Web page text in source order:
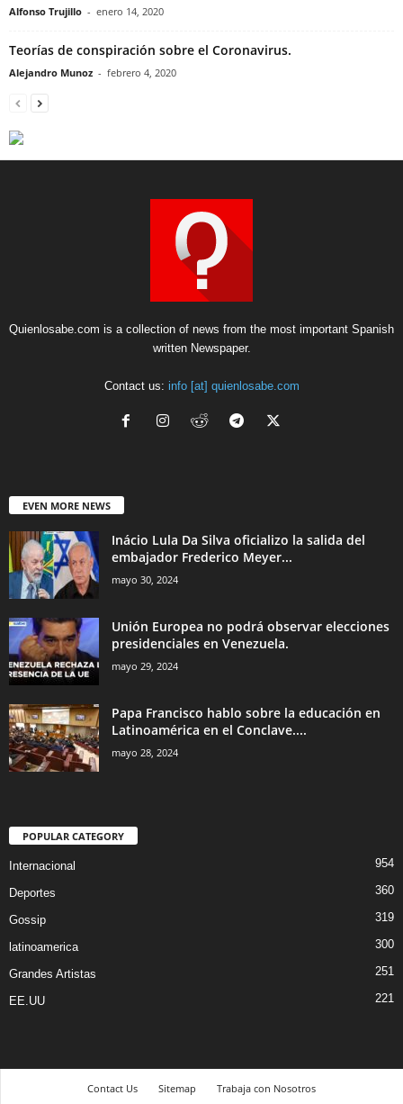
Alfonso Trujillo - enero 14, 2020
Teorías de conspiración sobre el Coronavirus.
Alejandro Munoz - febrero 4, 2020
Quienlosabe.com is a collection of news from the most important Spanish
written Newspaper.
Contact us: info [at] quienlosabe.com
EVEN MORE NEWS
Inácio Lula Da Silva oficializo la salida del
embajador Frederico Meyer...
mayo 30, 2024
Unión Europea no podrá observar elecciones
presidenciales en Venezuela.
mayo 29, 2024
Papa Francisco hablo sobre la educación en
Latinoamérica en el Conclave....
mayo 28, 2024
POPULAR CATEGORY
Internacional 954
Deportes 360
Gossip 319
latinoamerica 300
Grandes Artistas 251
EE.UU 221
Contact Us Sitemap Trabaja con Nosotros